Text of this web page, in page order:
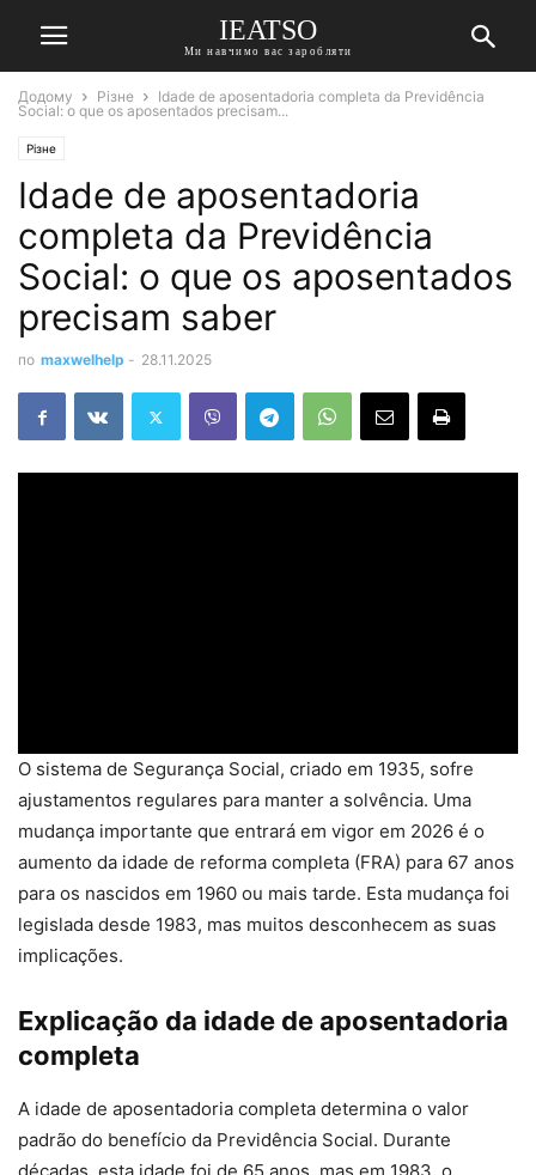
IEATSO
Ми навчимо вас заробляти
Додому Різне
Idade de aposentadoria completa da Previdência
Social: o que os aposentados precisam...
Різне
Idade de aposentadoria
completa da Previdência
Social: o que os aposentados
precisam saber
по maxwelhelp - 28.11.2025
O sistema de Segurança Social, criado em 1935, sofre
ajustamentos regulares para manter a solvência. Uma
mudança importante que entrará em vigor em 2026 é o
aumento da idade de reforma completa (FRA) para 67 anos
para os nascidos em 1960 ou mais tarde. Esta mudança foi
legislada desde 1983, mas muitos desconhecem as suas
implicações.
Explicação da idade de aposentadoria
completa
A idade de aposentadoria completa determina o valor
padrão do benefício da Previdência Social. Durante